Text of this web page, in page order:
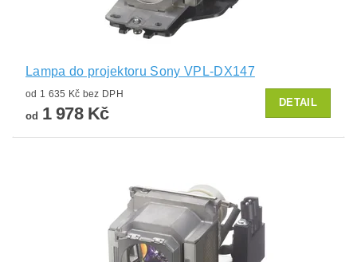
Lampa do projektoru Sony VPL-DX147
od 1 635 Kč bez DPH
od 1 978 Kč
DETAIL